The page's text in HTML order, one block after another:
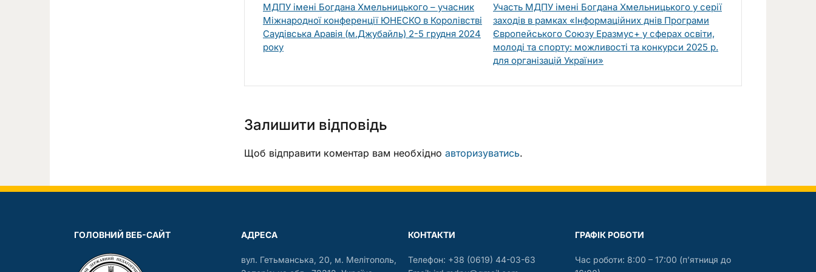
МДПУ імені Богдана Хмельницького – учасник
Міжнародної конференції ЮНЕСКО в Королівстві
Саудівська Аравія (м.Джубайль) 2-5 грудня 2024
року
Участь МДПУ імені Богдана Хмельницького у серії
заходів в рамках «Інформаційних днів Програми
Європейського Союзу Еразмус+ у сферах освіти,
молоді та спорту: можливості та конкурси 2025 р.
для організацій України»
Залишити відповідь
Щоб відправити коментар вам необхідно авторизуватись.
ГОЛОВНИЙ ВЕБ-САЙТ АДРЕСА
вул. Гетьманська, 20, м. Мелітополь,
КОНТАКТИ
Телефон: +38 (0619) 44-03-63
ГРАФIК РОБОТИ
Час роботи: 8:00 – 17:00 (п’ятниця до